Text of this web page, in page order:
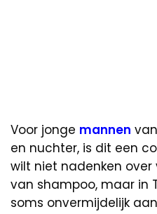
Voor jonge mannen
en nuchter, is dit een
wilt niet nadenken
van shampoo, maar in
soms onvermijdelijk